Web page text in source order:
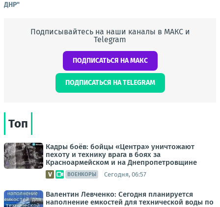
ДНР"
Подписывайтесь на наши каналы в МАКС и
Telegram
ПОДПИСАТЬСЯ НА МАКС
ПОДПИСАТЬСЯ НА TELEGRAM
Топ
Кадры боёв: бойцы «Центра» уничтожают
пехоту и технику врага в боях за
Красноармейском и на Днепропетровщине
ВОЕНКОРЫ Сегодня, 06:57
Валентин Левченко: Сегодня планируется
наполнение емкостей для технической воды по